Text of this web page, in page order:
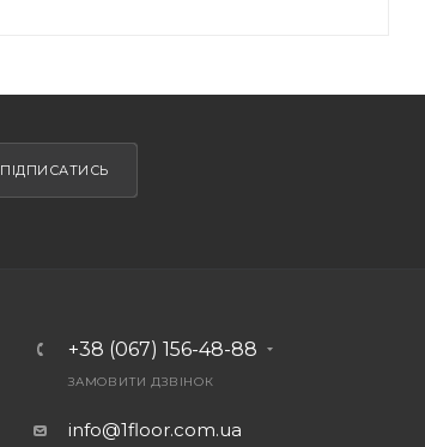
ПІДПИСАТИСЬ
+38 (067) 156-48-88
ЗАМОВИТИ ДЗВІНОК
info@1floor.com.ua